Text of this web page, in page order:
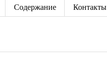
Содержание Контакты